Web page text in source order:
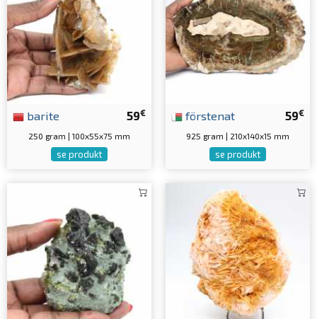
59€
barite
250 gram | 100x55x75 mm
se produkt
59€
förstenat
925 gram | 210x140x15 mm
se produkt